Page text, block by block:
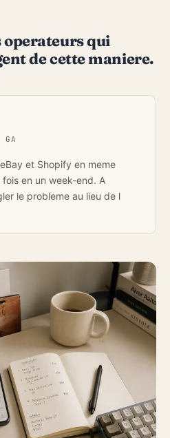
qui
de cette maniere.
GA
et Shopify en meme
en un week-end. A
le probleme au lieu de l